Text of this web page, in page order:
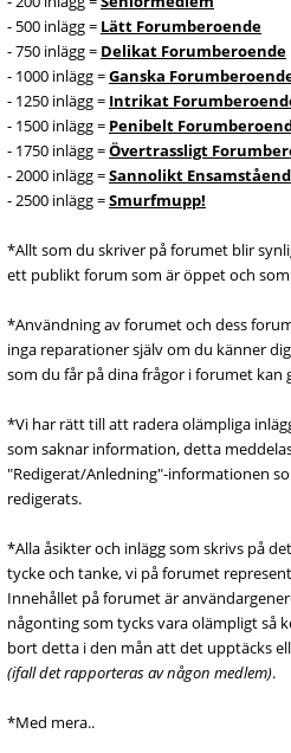
- 500 inlägg = Lätt Forumberoende
- 750 inlägg = Delikat Forumberoende
- 1000 inlägg =Ganska
- 1250 inlägg = Intrikat
- 1500 inlägg = Penibelt
- 1750 inlägg =Övertrassligt
- 2000 inlägg =Sannolikt
- 2500 inlägg =Smurfmupp!
*Allt som du skriver på forumet blir
ett publikt forum som är öppet och som
*Användning av forumet och dess
inga reparationer själv om du känner
som du får på dina frågor i forumet kan
*Vi har rätt till att radera olämpliga
som saknar information, detta
"Redigerat/Anledning"-informationen
redigerats.
*Alla åsikter och inlägg som skrivs på
tycke och tanke, vi på forumet
Innehållet på forumet är
någonting som tycks vara olämpligt så
bort detta i den mån att det upptäcks
(ifall det rapporteras av någon medlem).
*Med mera..